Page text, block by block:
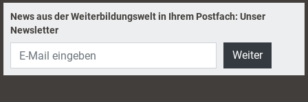
News aus der Weiterbildungswelt in Ihrem Postfach: Unser
Newsletter
Weiter